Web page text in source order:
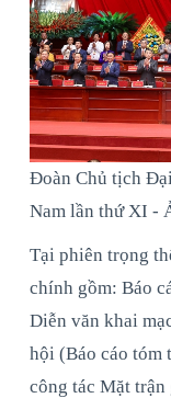
Đoàn Chủ tịch
Nam lần thứ XI -
Tại phiên trọng
chính gồm: Báo
Diễn văn khai
hội (Báo cáo tóm
công tác Mặt